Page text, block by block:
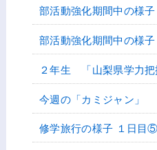
部活動強化期間中の様
部活動強化期間中の様
２年生 「山梨県学力把
今週の「カミジャン」
修学旅行の様子 １日目⑤